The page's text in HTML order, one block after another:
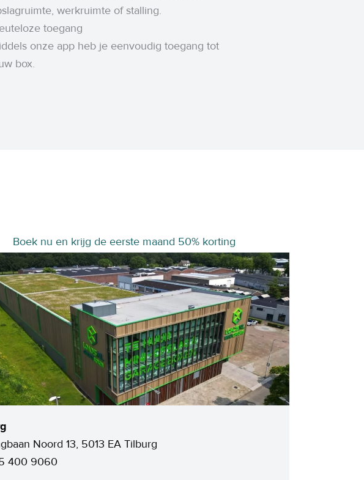
werkruimte of stalling.
toegang
onze app heb je eenvoudig toegang tot
box.
Boek nu en krijg de eerste maand 50% korting
Noord 13, 5013 EA Tilburg
400 9060